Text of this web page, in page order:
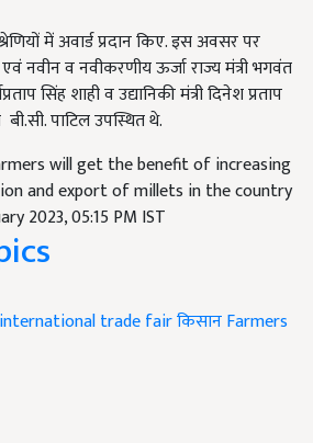
में अवार्ड प्रदान किए. इस अवसर पर
नवीन व नवीकरणीय ऊर्जा राज्य मंत्री भगवंत
सिंह शाही व उद्यानिकी मंत्री दिनेश प्रताप
पाटिल उपस्थित थे.
will get the benefit of increasing
and export of millets in the country
2023, 05:15 PM IST
international trade fairकिसानFarmers